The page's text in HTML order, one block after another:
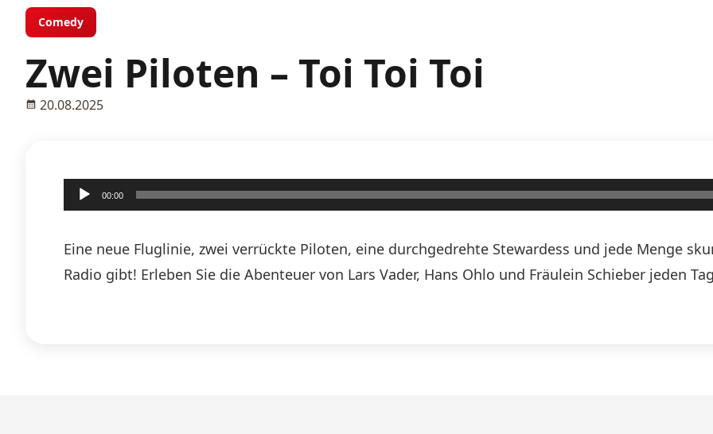
Comedy
Zwei Piloten – Toi Toi Toi
20.08.2025
Audio-
Player
00:00
Eine neue Fluglinie, zwei verrückte Piloten, eine durchgedrehte Stewardess und jede Menge
Radio gibt! Erleben Sie die Abenteuer von Lars Vader, Hans Ohlo und Fräulein Schieber jeden